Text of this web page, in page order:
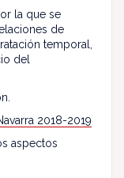
la que se
de
temporal,
del
2018-2019
aspectos